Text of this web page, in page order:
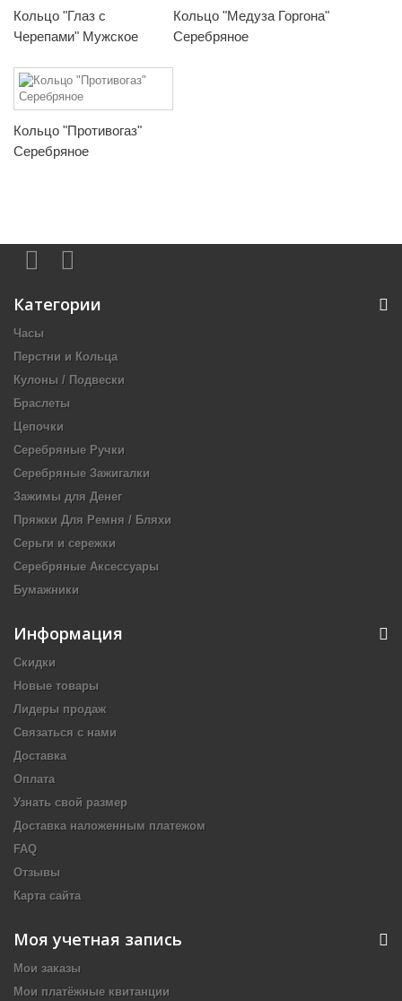
Кольцо "Глаз с
Черепами" Мужское
Кольцо "Медуза Горгона"
Серебряное
Кольцо "Противогаз"
Серебряное
Категории
Часы
Перстни и Кольца
Кулоны / Подвески
Браслеты
Цепочки
Серебряные Ручки
Серебряные Зажигалки
Зажимы для Денег
Пряжки Для Ремня / Бляхи
Серьги и сережки
Серебряные Аксессуары
Бумажники
Информация
Скидки
Новые товары
Лидеры продаж
Связаться с нами
Доставка
Оплата
Узнать свой размер
Доставка наложенным платежом
FAQ
Отзывы
Карта сайта
Моя учетная запись
Мои заказы
Мои платёжные квитанции